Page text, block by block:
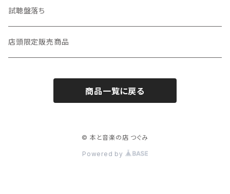
趣味・暮らし
音楽・映画・芸術
自然・動物・植物
LP（レコード）
TAPE（カセットテープ）
CD・TAPE・7インチ
試聴盤落ち
店頭限定販売商品
商品一覧に戻る
© 本と音楽の店 つぐみ
Powered by